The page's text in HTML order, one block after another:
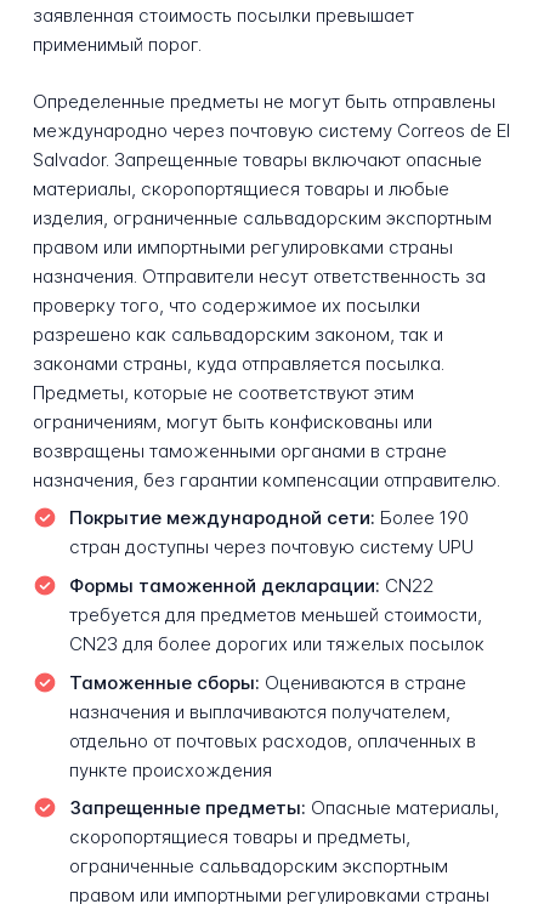
заявленная стоимость посылки превышает
применимый порог.
Определенные предметы не могут быть отправлены
международно через почтовую систему Correos de El
Salvador. Запрещенные товары включают опасные
материалы, скоропортящиеся товары и любые
изделия, ограниченные сальвадорским экспортным
правом или импортными регулировками страны
назначения. Отправители несут ответственность за
проверку того, что содержимое их посылки
разрешено как сальвадорским законом, так и
законами страны, куда отправляется посылка.
Предметы, которые не соответствуют этим
ограничениям, могут быть конфискованы или
возвращены таможенными органами в стране
назначения, без гарантии компенсации отправителю.
Покрытие международной сети: Более 190
стран доступны через почтовую систему UPU
Формы таможенной декларации: CN22
требуется для предметов меньшей стоимости,
CN23 для более дорогих или тяжелых посылок
Таможенные сборы: Оцениваются в стране
назначения и выплачиваются получателем,
отдельно от почтовых расходов, оплаченных в
пункте происхождения
Запрещенные предметы: Опасные материалы,
скоропортящиеся товары и предметы,
ограниченные сальвадорским экспортным
правом или импортными регулировками страны